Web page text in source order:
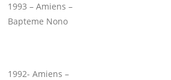
1993 – Amiens –
Bapteme Nono
1992- Amiens –